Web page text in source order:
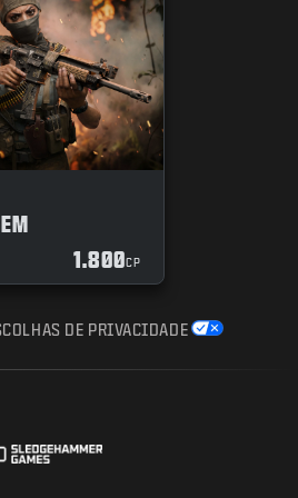
1.800CP
DE PRIVACIDADE